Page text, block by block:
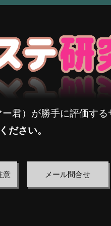
君）が勝手に評価する
ださい。
意 メール問合せ